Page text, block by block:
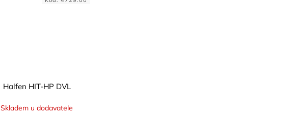
Halfen HIT-HP DVL
Skladem u dodavatele